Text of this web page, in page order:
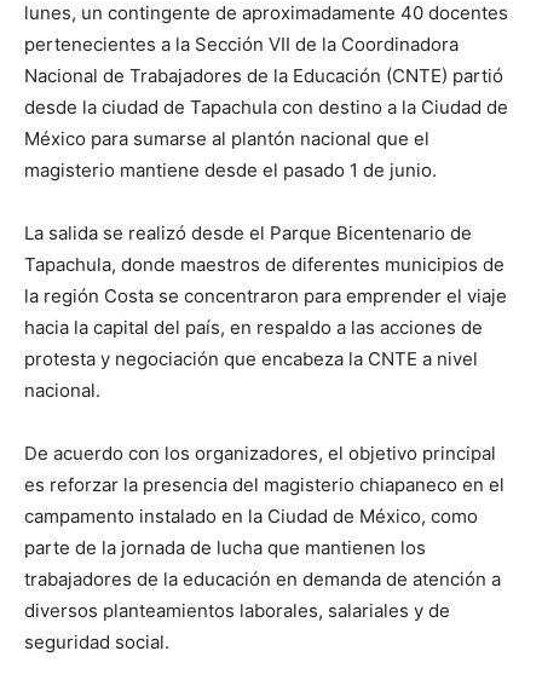
lunes, un contingente de aproximadamente 40 docentes
pertenecientes a la Sección VII de la Coordinadora
Nacional de Trabajadores de la Educación (CNTE) partió
desde la ciudad de Tapachula con destino a la Ciudad de
México para sumarse al plantón nacional que el
magisterio mantiene desde el pasado 1 de junio.
La salida se realizó desde el Parque Bicentenario de
Tapachula, donde maestros de diferentes municipios de
la región Costa se concentraron para emprender el viaje
hacia la capital del país, en respaldo a las acciones de
protesta y negociación que encabeza la CNTE a nivel
nacional.
De acuerdo con los organizadores, el objetivo principal
es reforzar la presencia del magisterio chiapaneco en el
campamento instalado en la Ciudad de México, como
parte de la jornada de lucha que mantienen los
trabajadores de la educación en demanda de atención a
diversos planteamientos laborales, salariales y de
seguridad social.